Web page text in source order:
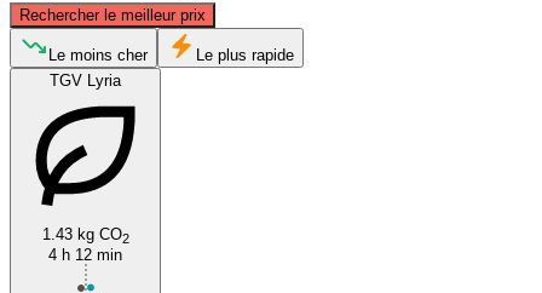
Rechercher le meilleur prix
Cambrai
Le moins cher
Le plus rapide
TGV Lyria
1.43 kg CO2
4 h 12 min